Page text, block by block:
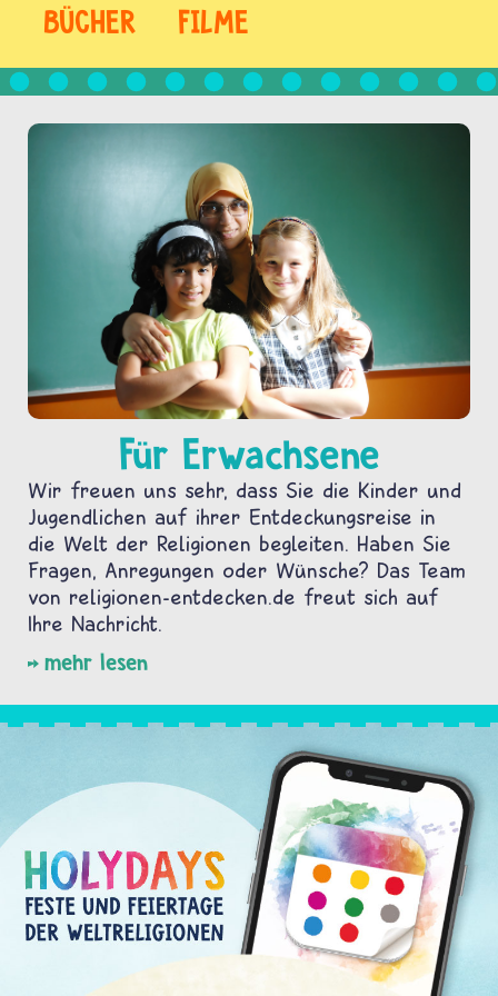
BÜCHER FILME
Für Erwachsene
Wir freuen uns sehr, dass Sie die Kinder und
Jugendlichen auf ihrer Entdeckungsreise in
die Welt der Religionen begleiten. Haben Sie
Fragen, Anregungen oder Wünsche? Das Team
von religionen-entdecken.de freut sich auf
Ihre Nachricht.
mehr lesen